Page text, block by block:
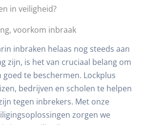
in veiligheid?
voorkom inbraak
inbraken helaas nog steeds aan
zijn, is het van cruciaal belang om
te beschermen. Lockplus
bedrijven en scholen te helpen
tegen inbrekers. Met onze
zorgen we